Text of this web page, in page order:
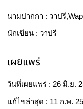
นามปากกา : วาปรี
นักเขียน : วาปรี
เผยแพร่
วันที่เผยแพร่ : 26 มิ.ย.
แก้ไขล่าสุด : 11 ก.พ.